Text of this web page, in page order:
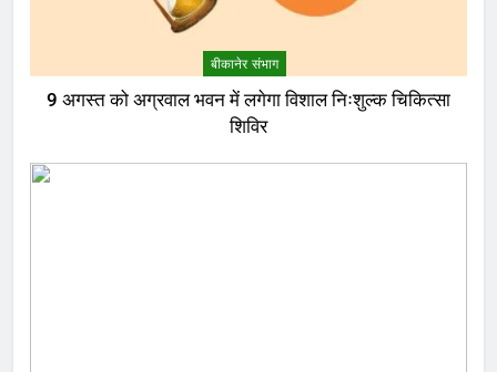
बीकानेर संभाग
9 अगस्त को अग्रवाल भवन में लगेगा विशाल निःशुल्क चिकित्सा
शिविर